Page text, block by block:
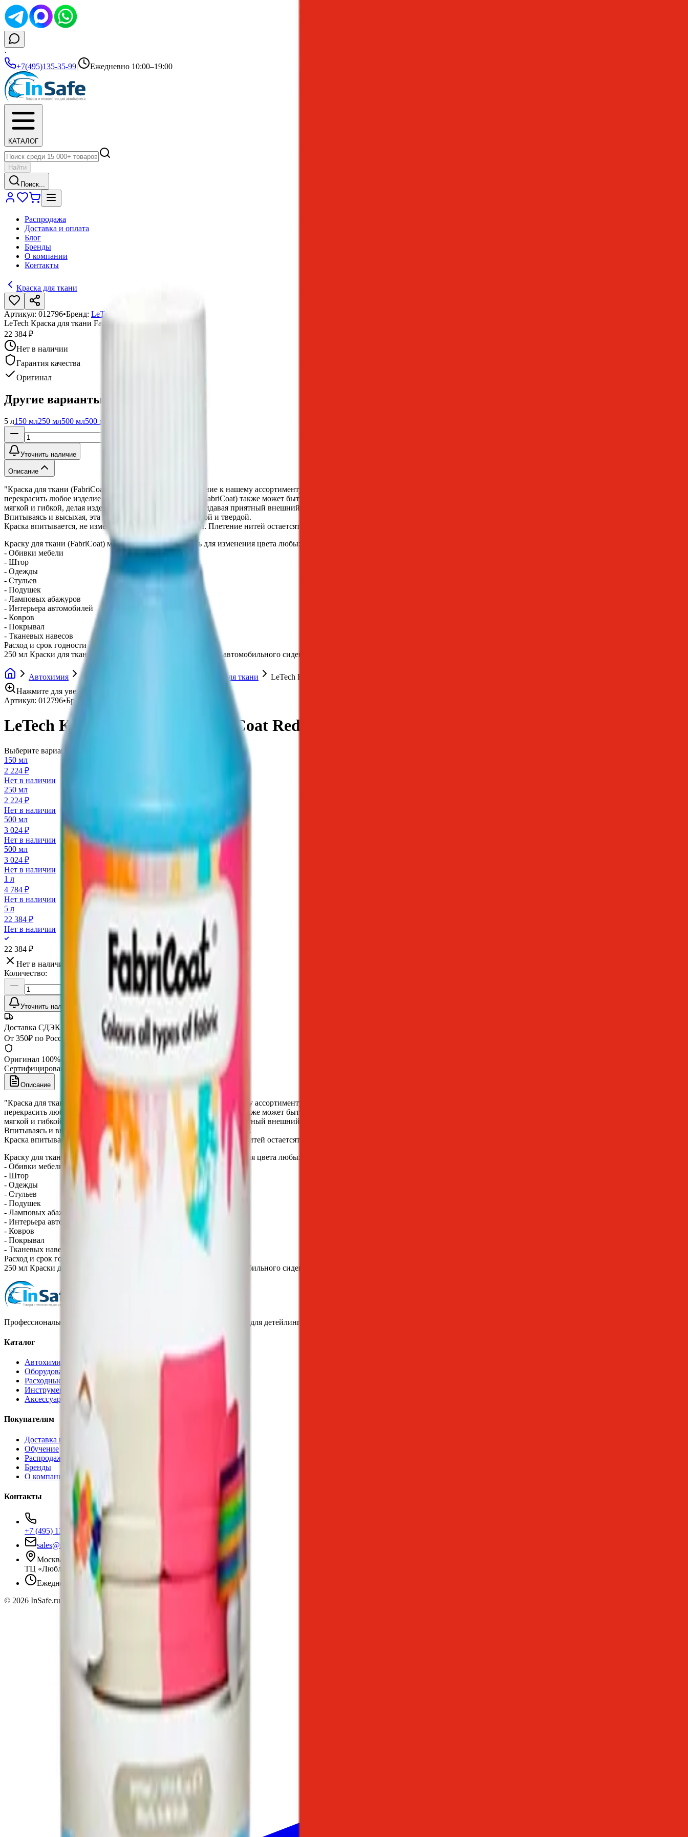
·
+7(495)135-35-99| Ежедневно 10:00–19:00
КАТАЛОГ
Найти
Поиск...
Распродажа
Доставка и оплата
Блог
Бренды
О компании
Контакты
Краска для ткани
Артикул: 012796•Бренд: LeTech
LeTech Краска для ткани FabriCoat Red HC, 5 л
22 384 ₽
Нет в наличии
Гарантия качества
Оригинал
Другие варианты:
5 л150 мл250 мл500 мл500 мл
Уточнить наличие
Описание
"Краска для ткани (FabriCoat) это замечательное дополнение к нашему ассортименту красок для кожи, позволяющее любому желающему легко и просто восстановить или полностью
перекрасить любое изделие из ткани. Краска для ткани (FabriCoat) также может быть использована для создания индивидуальных дизайнов и принтов. После нанесения данная краска остается
мягкой и гибкой, делая изделие приятным на ощупь и придавая приятный внешний вид на долгие годы.
Впитываясь и высыхая, эта краска не делает ткань жесткой и твердой.
Краска впитывается, не изменяя вида и ощущения ткани. Плетение нитей остаетсятаким же заметным.
Краску для ткани (FabriCoat) можно смело использовать для изменения цвета любых изделий из ткани:
- Обивки мебели
- Штор
- Одежды
- Стульев
- Подушек
- Ламповых абажуров
- Интерьера автомобилей
- Ковров
- Покрывал
- Тканевых навесов
Расход и срок годности
250 мл Краски для ткани (FabriCoat) достаточно для покраски автомобильного сиденья, небольшого кресла или обеденного с
Автохимия Средства для ремонта обивки Краска для ткани
LeTech Краска для ткани FabriCoat Red HC, 5 л
Нажмите для увеличения
Артикул: 012796•Бренд:
LeTech Краска для ткани FabriCoat Red HC, 5 л
Выберите вариант:
150 мл
2 224 ₽
Нет в наличии
250 мл
2 224 ₽
Нет в наличии
500 мл
3 024 ₽
Нет в наличии
500 мл
3 024 ₽
Нет в наличии
1 л
4 784 ₽
Нет в наличии
5 л
22 384 ₽
Нет в наличии
22 384 ₽
Нет в наличии
Количество:
Уточнить наличие
Доставка СДЭК
От 350₽ по России
Оригинал 100%
Сертифицированный товар
Описание
"Краска для ткани (FabriCoat) это замечательное дополнение к нашему ассортименту красок для кожи, позволяющее любому желающему легко и просто восстановить или полностью
перекрасить любое изделие из ткани. Краска для ткани (FabriCoat) также может быть использована для создания индивидуальных дизайнов и принтов. После нанесения данная краска остается
мягкой и гибкой, делая изделие приятным на ощупь и придавая приятный внешний вид на долгие годы.
Впитываясь и высыхая, эта краска не делает ткань жесткой и твердой.
Краска впитывается, не изменяя вида и ощущения ткани. Плетение нитей остаетсятаким же заметным.
Краску для ткани (FabriCoat) можно смело использовать для изменения цвета любых изделий из ткани:
- Обивки мебели
- Штор
- Одежды
- Стульев
- Подушек
- Ламповых абажуров
- Интерьера автомобилей
- Ковров
- Покрывал
- Тканевых навесов
Расход и срок годности
250 мл Краски для ткани (FabriCoat) достаточно для покраски автомобильного сиденья, небольшого кресла или обеденного с
Профессиональная автохимия, оборудование и расходные материалы для детейлинга.
Каталог
Автохимия
Оборудование
Расходные материалы
Инструменты
Аксессуары
Покупателям
Доставка и оплата
Обучение
Распродажа
Бренды
О компании
Контакты
+7 (495) 135-35-99
sales@insafe.ru
Москва, Люблинская ул., 153.
ТЦ «Люблю Молл», -1 уровень
Ежедневно 10:00 — 19:00
© 2026 InSafe.ru — Товары и технологии для автобизнеса